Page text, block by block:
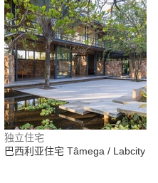
独立住宅
巴西利亚住宅 Tâmega / Labcity